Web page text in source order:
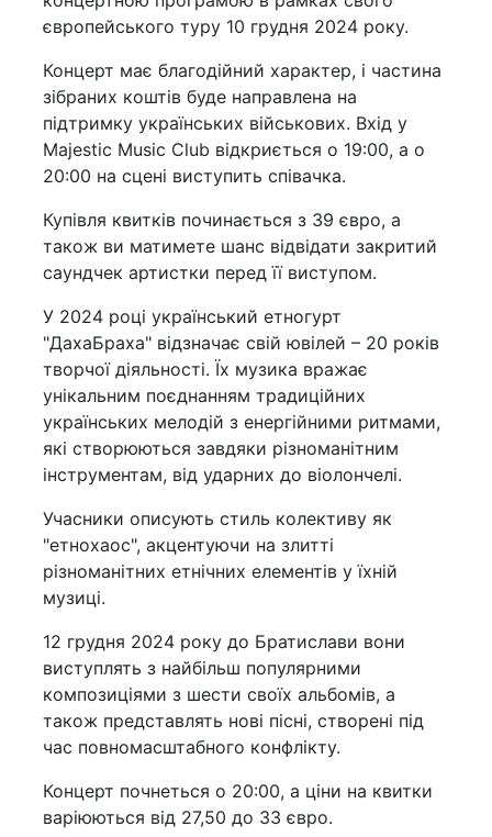
європейського туру 10 грудня 2024 року.
Концерт має благодійний характер, і частина
зібраних коштів буде направлена на
підтримку українських військових. Вхід у
Majestic Music Club відкриється о 19:00, а о
20:00 на сцені виступить співачка.
Купівля квитків починається з 39 євро, а
також ви матимете шанс відвідати закритий
саундчек артистки перед її виступом.
У 2024 році український етногурт
"ДахаБраха" відзначає свій ювілей – 20 років
творчої діяльності. Їх музика вражає
унікальним поєднанням традиційних
українських мелодій з енергійними ритмами,
які створюються завдяки різноманітним
інструментам, від ударних до віолончелі.
Учасники описують стиль колективу як
"етнохаос", акцентуючи на злитті
різноманітних етнічних елементів у їхній
музиці.
12 грудня 2024 року до Братислави вони
виступлять з найбільш популярними
композиціями з шести своїх альбомів, а
також представлять нові пісні, створені під
час повномасштабного конфлікту.
Концерт почнеться о 20:00, а ціни на квитки
варіюються від 27,50 до 33 євро.